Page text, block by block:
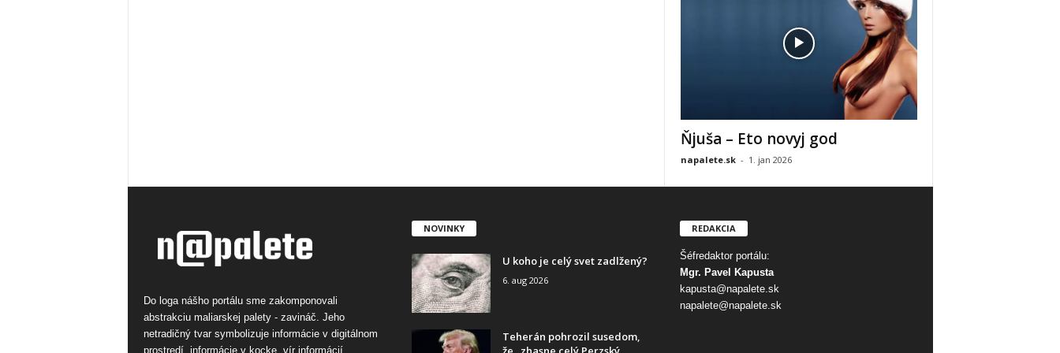
Ňjuša – Eto novyj god
napalete.sk - 1. jan 2026
Do loga nášho portálu sme zakomponovali
abstrakciu maliarskej palety - zavináč. Jeho
netradičný tvar symbolizuje informácie v digitálnom
prostredí, informácie v kocke, vír informácií.
NOVINKY
U koho je celý svet zadlžený?
6. aug 2026
Teherán pohrozil susedom,
REDAKCIA
Šéfredaktor portálu:
Mgr. Pavel Kapusta
kapusta@napalete.sk
napalete@napalete.sk